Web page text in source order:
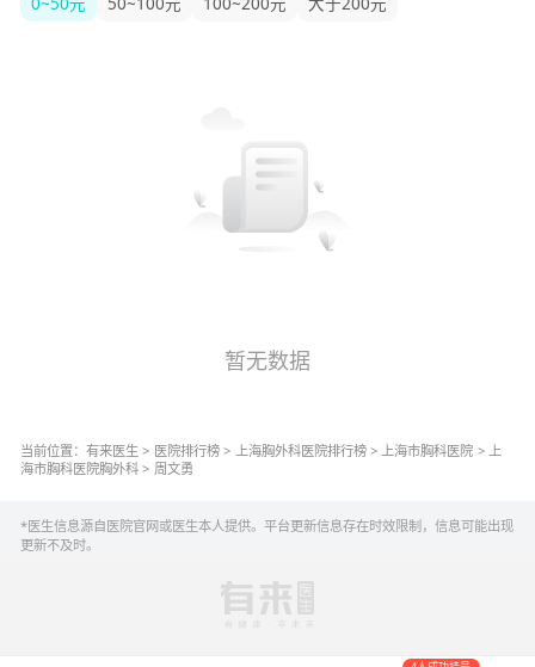
暂无数据
当前位置： 有来医生 > 医院排行榜 > 上海胸外科医院排行榜 > 上海市胸科医院 > 上
海市胸科医院胸外科 > 周文勇
*医生信息源自医院官网或医生本人提供。平台更新信息存在时效限制，信息可能出现
更新不及时。